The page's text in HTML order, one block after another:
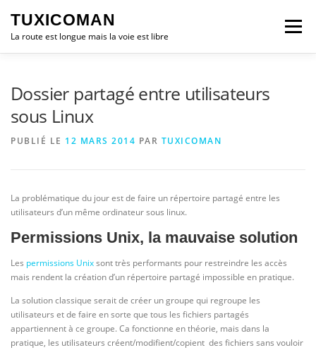
contenu
TUXICOMAN
La route est longue mais la voie est libre
Menu
Dossier partagé entre utilisateurs
sous Linux
PUBLIÉ LE 12 MARS 2014 PAR TUXICOMAN
La problématique du jour est de faire un répertoire partagé entre les
utilisateurs d’un même ordinateur sous linux.
Permissions Unix, la mauvaise solution
Les permissions Unixsont très performants pour restreindre les accès
mais rendent la création d’un répertoire partagé impossible en pratique.
La solution classique serait de créer un groupe qui regroupe les
utilisateurs et de faire en sorte que tous les fichiers partagés
appartiennent à ce groupe. Ca fonctionne en théorie, mais dans la
pratique, les utilisateurs créent/modifient/copient des fichiers sans vouloir